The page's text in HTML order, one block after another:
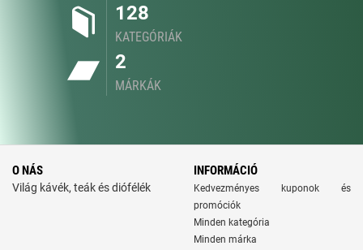
128
KATEGÓRIÁK
2
MÁRKÁK
O NÁS
Világ kávék, teák és diófélék
INFORMÁCIÓ
Kedvezményes kuponok és
promóciók
Minden kategória
Minden márka